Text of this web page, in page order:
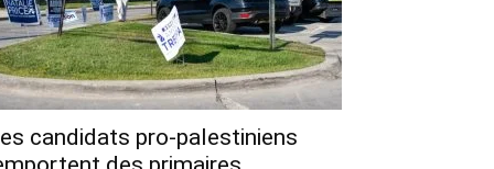
candidats pro-palestiniens